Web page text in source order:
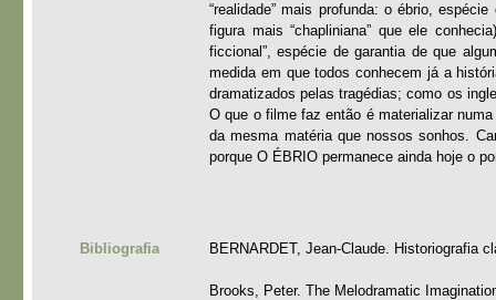
“realidade” mais profunda: o ébrio,
figura mais “chapliniana” que ele
ficcional”, espécie de garantia de que
medida em que todos conhecem já a
dramatizados pelas tragédias; como os
O que o filme faz então é materializar
da mesma matéria que nossos sonhos.
porque O ÉBRIO permanece ainda hoje o
Bibliografia BERNARDET, Jean-Claude. Historiografia
Brooks, Peter. The Melodramatic